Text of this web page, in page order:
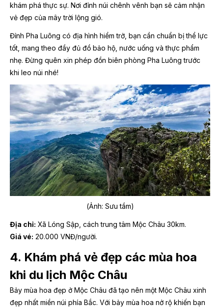
khám phá thực sự. Nơi đỉnh núi chênh vênh bạn sẽ cảm nhận
vẻ đẹp của mây trời lộng gió.
Đỉnh Pha Luông có địa hình hiểm trở, bạn cần chuẩn bị thể lực
tốt, mang theo đầy đủ đồ bảo hộ, nước uống và thực phẩm
nhẹ. Đừng quên xin phép đồn biên phòng Pha Luông trước
khi leo núi nhé!
(Ảnh: Sưu tầm)
Địa chỉ: Xã Lóng Sập, cách trung tâm Mộc Châu 30km.
Giá vé: 20.000 VNĐ/người.
4. Khám phá vẻ đẹp các mùa hoa
khi du lịch Mộc Châu
Bảy mùa hoa đẹp ở Mộc Châu đã tạo nên một Mộc Châu xinh
đẹp nhất miền núi phía Bắc. Với bảy mùa hoa nở rộ khiến bạn